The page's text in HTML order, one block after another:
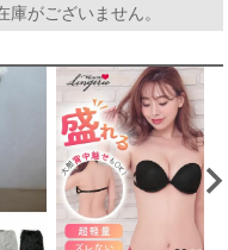
がございません。